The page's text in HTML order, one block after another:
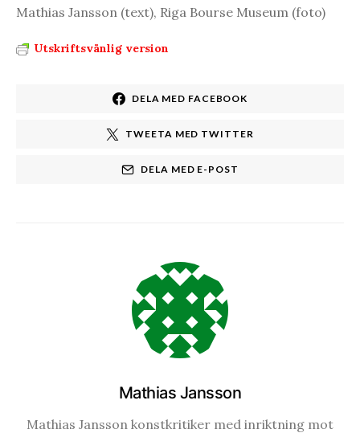
Mathias Jansson (text), Riga Bourse Museum (foto)
Utskriftsvänlig version
DELA MED FACEBOOK
TWEETA MED TWITTER
DELA MED E-POST
Mathias Jansson
Mathias Jansson konstkritiker med inriktning mot